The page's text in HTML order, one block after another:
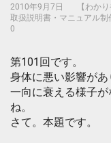
2010年9月7日 【わか
取扱説明書・マニュアル制
0
第101回です。
身体に悪い影響が
一向に衰える様子
ね。
さて。本題です。